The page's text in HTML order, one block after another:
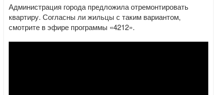
Администрация города предложила отремонтировать
квартиру. Согласны ли жильцы с таким вариантом,
смотрите в эфире программы «4212».